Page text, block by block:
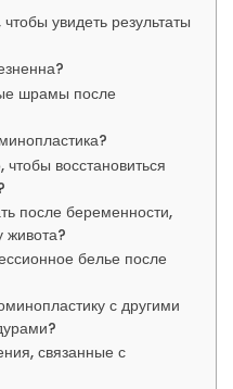
увидеть результаты
шрамы после
восстановиться
после беременности,
живота?
белье после
с другими
связанные с